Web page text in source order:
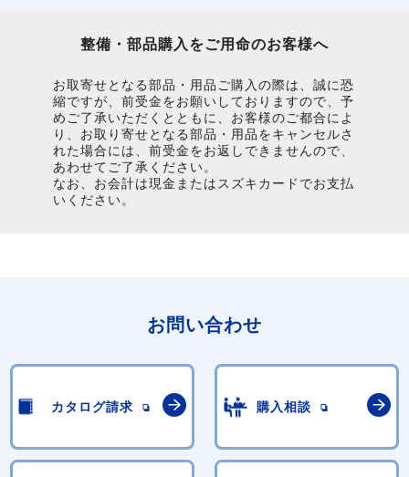
整備・部品購入をご用命のお客様へ
お取寄せとなる部品・用品ご購入の際は、誠に恐
縮ですが、前受金をお願いしておりますので、予
めご了承いただくとともに、お客様のご都合によ
り、お取り寄せとなる部品・用品をキャンセルさ
れた場合には、前受金をお返しできませんので、
あわせてご了承ください。
なお、お会計は現金またはスズキカードでお支払
いください。
お問い合わせ
カタログ請求 購入相談